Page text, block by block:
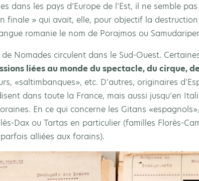
dans les pays d’Europe de l’Est, il ne semble
finale » qui avait, elle, pour objectif la destruction
romanie le nom de Porajmos ou
Nomades circulent dans le Sud-Ouest.
liées au monde du spectacle, du cirque,
«saltimbanques», etc. D’autres, originaires
dans toute la France, mais aussi jusqu’en
En ce qui concerne les Gitans
Dax ou Tartas en particulier (familles Florès-
alliées aux forains).